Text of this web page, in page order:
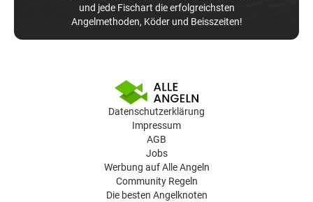
und jede Fischart die erfolgreichsten
Angelmethoden, Köder und Beisszeiten!
Datenschutzerklärung
Impressum
AGB
Jobs
Werbung auf Alle Angeln
Community Regeln
Die besten Angelknoten